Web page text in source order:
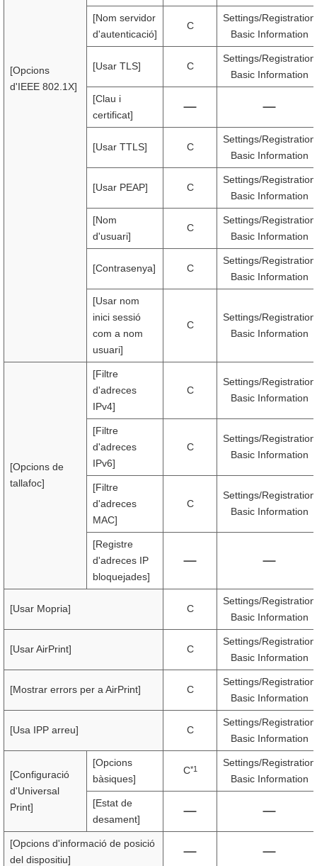
[Opcions
d'IEEE 802.1X]
[Nom servidor
d'autenticació]
C
Settings/Registration
Basic Information
[Usar TLS] C
Settings/Registration
Basic Information
[Clau i
certificat]
[Usar TTLS] C
Settings/Registration
Basic Information
[Usar PEAP] C
Settings/Registration
Basic Information
[Nom
d'usuari]
C
Settings/Registration
Basic Information
[Contrasenya] C
Settings/Registration
Basic Information
[Usar nom
inici sessió
com a nom
usuari]
C
Settings/Registration
Basic Information
[Opcions de
tallafoc]
[Filtre
d'adreces
IPv4]
C
Settings/Registration
Basic Information
[Filtre
d'adreces
IPv6]
C
Settings/Registration
Basic Information
[Filtre
d'adreces
MAC]
C
Settings/Registration
Basic Information
[Registre
d'adreces IP
bloquejades]
[Usar Mopria] C
Settings/Registration
Basic Information
[Usar AirPrint] C
Settings/Registration
Basic Information
[Mostrar errors per a AirPrint] C
Settings/Registration
Basic Information
[Usa IPP arreu] C
Settings/Registration
Basic Information
[Configuració
d'Universal
Print]
[Opcions
bàsiques]
C*1
Settings/Registration
Basic Information
[Estat de
desament]
[Opcions d'informació de posició
del dispositiu]